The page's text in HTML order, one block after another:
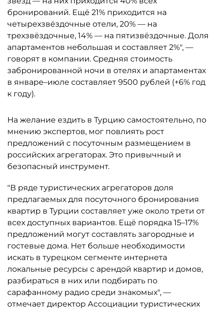
бронирований. Ещё 21% приходится на
четырехзвёздочные отели, 20% — на
трехзвёздочные, 14% — на пятизвёздочные. Доля
апартаментов небольшая и составляет 2%", —
говорят в компании. Средняя стоимость
забронированной ночи в отелях и апартаментах
в январе–июле составляет 9500 рублей (+6% год
к году).
На желание ездить в Турцию самостоятельно, по
мнению экспертов, мог повлиять рост
предложений с посуточным размещением в
российских агрегаторах. Это привычный и
безопасный инструмент.
"В ряде туристических агрегаторов доля
предлагаемых для посуточного бронирования
квартир в Турции составляет уже около трети от
всех доступных вариантов. Ещё порядка 15–17%
предложений могут составлять загородные и
гостевые дома. Нет больше необходимости
искать в турецком сегменте интернета
локальные ресурсы с арендой квартир и домов,
разбираться в них или подбирать по
сарафанному радио среди знакомых", —
отмечает директор Ассоциации туристических